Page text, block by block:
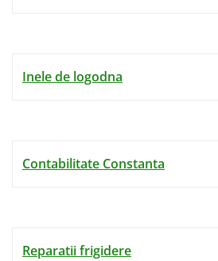
Inele de logodna
Contabilitate Constanta
Reparatii frigidere